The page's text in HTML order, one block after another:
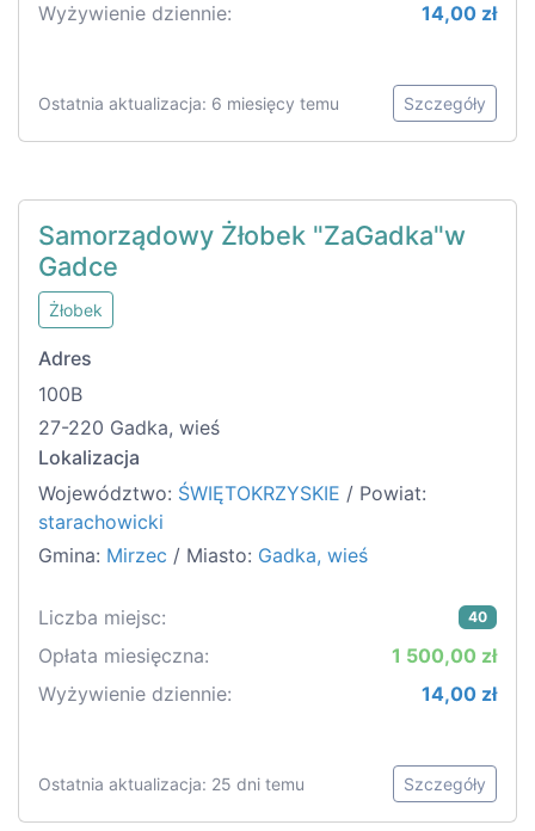
Wyżywienie dziennie:
14,00 zł
Ostatnia aktualizacja: 6 miesięcy temu Szczegóły
Samorządowy Żłobek "ZaGadka"w
Gadce
Żłobek
Adres
100B
27-220 Gadka, wieś
Lokalizacja
Województwo: ŚWIĘTOKRZYSKIE / Powiat:
starachowicki
Gmina: Mirzec / Miasto: Gadka, wieś
Liczba miejsc: 40
Opłata miesięczna:
1 500,00 zł
Wyżywienie dziennie:
14,00 zł
Ostatnia aktualizacja: 25 dni temu Szczegóły